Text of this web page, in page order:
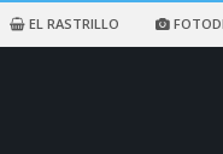
EL RASTRILLO